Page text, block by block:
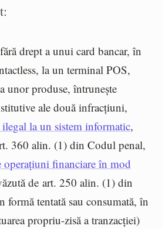
drept a unui card bancar, în
la un terminal POS,
unor produse, întrunește
ale două infracțiuni,
ilegal la un sistem informatic,
360 alin. (1) din Codul penal,
operațiuni financiare în mod
de art. 250 alin. (1) din
formă tentată sau consumată, în
propriu-zisă a tranzacției)